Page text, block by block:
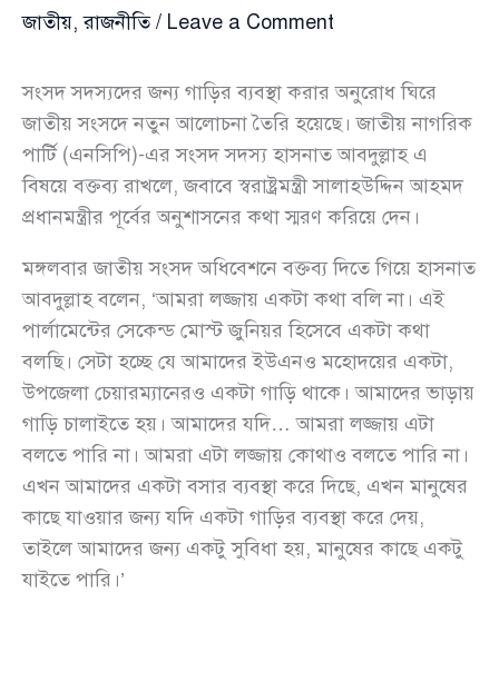
জাতীয়,রাজনীতি/ Leave a Comment
সংসদ সদস্যদের জন্য গাড়ির ব্যবস্থা করার অনুরোধ ঘিরে
জাতীয় সংসদে নতুন আলোচনা তৈরি হয়েছে। জাতীয় নাগরিক
পার্টি (এনসিপি)-এর সংসদ সদস্য হাসনাত আবদুল্লাহ এ
বিষয়ে বক্তব্য রাখলে, জবাবে স্বরাষ্ট্রমন্ত্রী সালাহউদ্দিন আহমদ
প্রধানমন্ত্রীর পূর্বের অনুশাসনের কথা স্মরণ করিয়ে দেন।
মঙ্গলবার জাতীয় সংসদ অধিবেশনে বক্তব্য দিতে গিয়ে হাসনাত
আবদুল্লাহ বলেন, ‘আমরা লজ্জায় একটা কথা বলি না। এই
পার্লামেন্টের সেকেন্ড মোস্ট জুনিয়র হিসেবে একটা কথা
বলছি। সেটা হচ্ছে যে আমাদের ইউএনও মহোদয়ের একটা,
উপজেলা চেয়ারম্যানেরও একটা গাড়ি থাকে। আমাদের ভাড়ায়
গাড়ি চালাইতে হয়। আমাদের যদি… আমরা লজ্জায় এটা
বলতে পারি না। আমরা এটা লজ্জায় কোথাও বলতে পারি না।
এখন আমাদের একটা বসার ব্যবস্থা করে দিছে, এখন মানুষের
কাছে যাওয়ার জন্য যদি একটা গাড়ির ব্যবস্থা করে দেয়,
তাইলে আমাদের জন্য একটু সুবিধা হয়, মানুষের কাছে একটু
যাইতে পারি।’